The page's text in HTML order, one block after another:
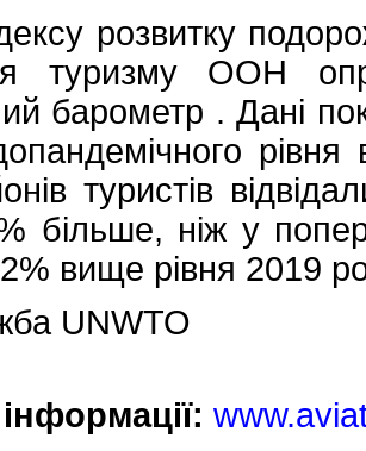
розвитку
туризму ООН
барометр . Дані
туристів
більше, ніж у
вище рівня 2019
UNWTO